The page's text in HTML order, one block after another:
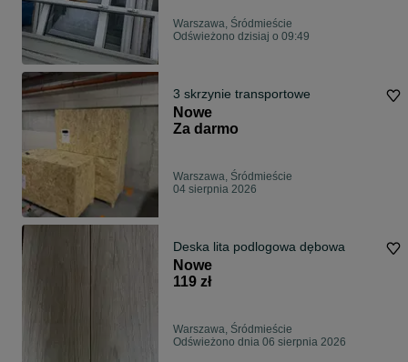
Warszawa, Śródmieście
Odświeżono dzisiaj o 09:49
3 skrzynie transportowe
Nowe
Za darmo
Warszawa, Śródmieście
04 sierpnia 2026
Deska lita podlogowa dębowa
Nowe
119 zł
Warszawa, Śródmieście
Odświeżono dnia 06 sierpnia 2026